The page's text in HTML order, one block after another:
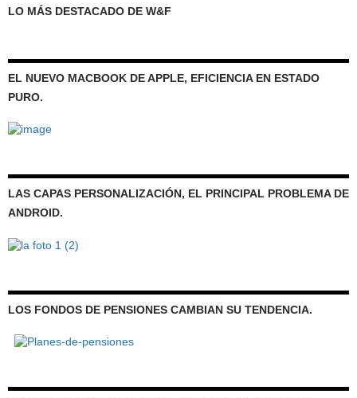
LO MÁS DESTACADO DE W&F
EL NUEVO MACBOOK DE APPLE, EFICIENCIA EN ESTADO
PURO.
LAS CAPAS PERSONALIZACIÓN, EL PRINCIPAL PROBLEMA DE
ANDROID.
LOS FONDOS DE PENSIONES CAMBIAN SU TENDENCIA.